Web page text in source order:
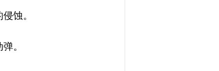
蚀。
。